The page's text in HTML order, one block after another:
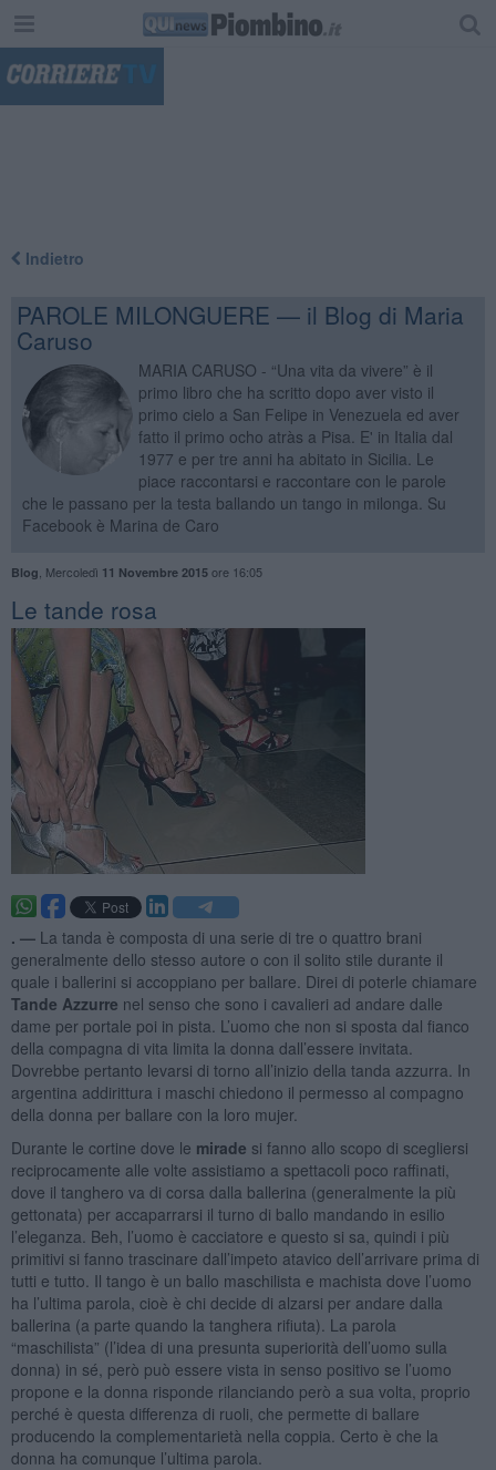
Indietro
PAROLE MILONGUERE — il Blog di Maria
Caruso
MARIA CARUSO - “Una vita da vivere” è il
primo libro che ha scritto dopo aver visto il
primo cielo a San Felipe in Venezuela ed aver
fatto il primo ocho atràs a Pisa. E' in Italia dal
1977 e per tre anni ha abitato in Sicilia. Le
piace raccontarsi e raccontare con le parole
che le passano per la testa ballando un tango in milonga. Su
Facebook è Marina de Caro
Blog Mercoledì 11 Novembre 2015ore 16:05
Le tande rosa
. — La tanda è composta di una serie di tre o quattro brani
generalmente dello stesso autore o con il solito stile durante il
quale i ballerini si accoppiano per ballare. Direi di poterle chiamare
Tande Azzurre nel senso che sono i cavalieri ad andare dalle
dame per portale poi in pista. L’uomo che non si sposta dal fianco
della compagna di vita limita la donna dall’essere invitata.
Dovrebbe pertanto levarsi di torno all’inizio della tanda azzurra. In
argentina addirittura i maschi chiedono il permesso al compagno
della donna per ballare con la loro mujer.
Durante le cortine dove le mirade si fanno allo scopo di scegliersi
reciprocamente alle volte assistiamo a spettacoli poco raffinati,
dove il tanghero va di corsa dalla ballerina (generalmente la più
gettonata) per accaparrarsi il turno di ballo mandando in esilio
l’eleganza. Beh, l’uomo è cacciatore e questo si sa, quindi i più
primitivi si fanno trascinare dall’impeto atavico dell’arrivare prima di
tutti e tutto. Il tango è un ballo maschilista e machista dove l’uomo
ha l’ultima parola, cioè è chi decide di alzarsi per andare dalla
ballerina (a parte quando la tanghera rifiuta). La parola
“maschilista” (l’idea di una presunta superiorità dell’uomo sulla
donna) in sé, però può essere vista in senso positivo se l’uomo
propone e la donna risponde rilanciando però a sua volta, proprio
perché è questa differenza di ruoli, che permette di ballare
producendo la complementarietà nella coppia. Certo è che la
donna ha comunque l’ultima parola.